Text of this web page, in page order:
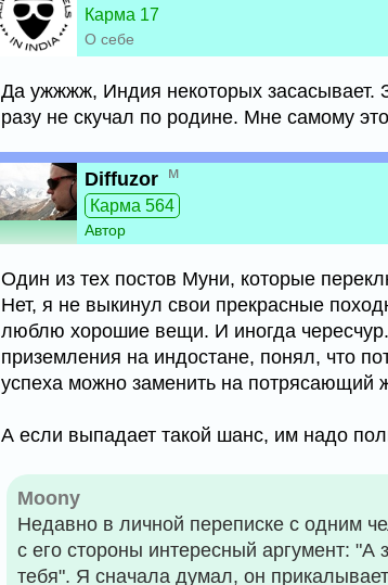
Карма 17
О себе
Да ужжжж, Индия некоторых засасывает.
разу не скучал по родине. Мне самому
Diffuzor м
Карма 564
Автор
Один из тех постов Муни, которые
Нет, я не выкинул свои прекрасные
люблю хорошие вещи. И иногда
приземления на индостане, понял, что
успеха можно заменить на потрясающий
А если выпадает такой шанс, им надо
Moony
Недавно в личной переписке с одним
с его стороны интересный аргумент:
тебя". Я сначала думал, он